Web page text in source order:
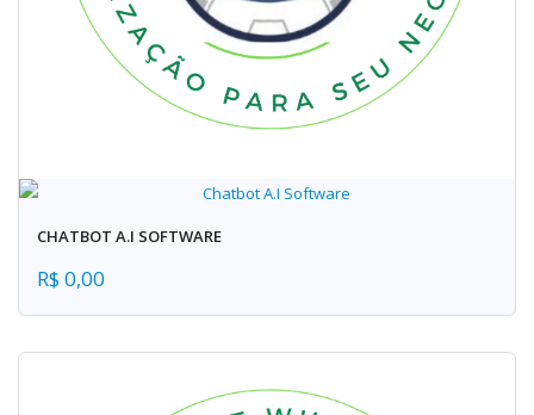
CHATBOT A.I SOFTWARE
R$ 0,00